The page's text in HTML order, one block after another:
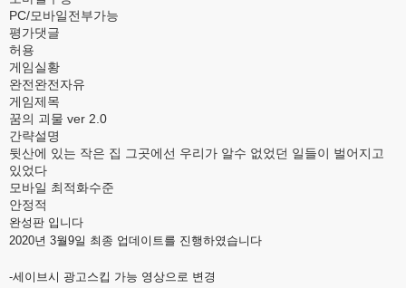
PC/모바일전부가능
평가댓글
허용
게임실황
완전완전자유
게임제목
꿈의 괴물 ver 2.0
간략설명
뒷산에 있는 작은 집 그곳에선 우리가 알수 없었던 일들이 벌어지고
있었다
모바일 최적화수준
안정적
완성판 입니다
2020년 3월9일 최종 업데이트를 진행하였습니다
-세이브시 광고스킵 가능 영상으로 변경